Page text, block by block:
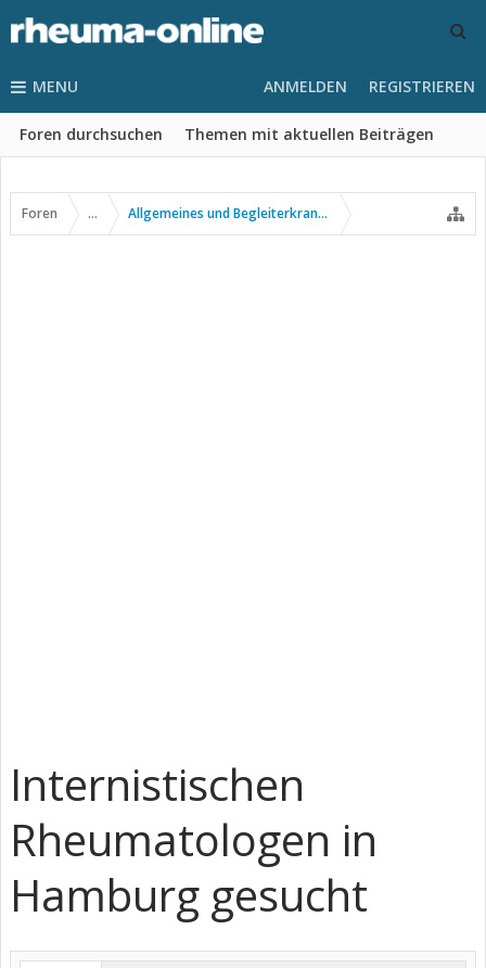
MENU
Foren durchsuchen Themen mit aktuellen Beiträgen
ANMELDEN REGISTRIEREN
Foren ... Allgemeines und Begleiterkrankungen
Internistischen
Rheumatologen in
Hamburg gesucht